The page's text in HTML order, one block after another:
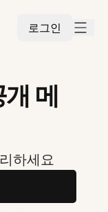
로그인
메
하세요